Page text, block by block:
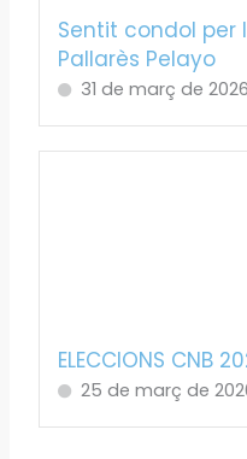
Sentit condol per
Pallarès Pelayo
31 de març de 2026
ELECCIONS CNB
25 de març de